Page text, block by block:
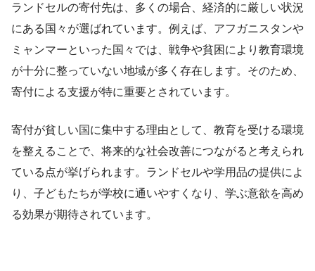
ランドセルの寄付先は、多くの場合、経済的に厳しい状況
にある国々が選ばれています。例えば、アフガニスタンや
ミャンマーといった国々では、戦争や貧困により教育環境
が十分に整っていない地域が多く存在します。そのため、
寄付による支援が特に重要とされています。
寄付が貧しい国に集中する理由として、教育を受ける環境
を整えることで、将来的な社会改善につながると考えられ
ている点が挙げられます。ランドセルや学用品の提供によ
り、子どもたちが学校に通いやすくなり、学ぶ意欲を高め
る効果が期待されています。